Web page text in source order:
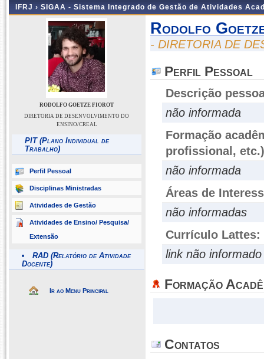
IFRJ › SIGAA - Sistema Integrado de Gestão de Atividades
RODOLFO GOETZE FIOROT
DIRETORIA DE DESENVOLVIMENTO DO
ENSINO/CREAL
PIT (Plano Individual de
Trabalho)
Perfil Pessoal
Disciplinas Ministradas
Atividades de Gestão
Atividades de Ensino/ Pesquisa/
Extensão
RAD (Relatório de Atividade
Docente)
Ir ao Menu Principal
Rodolfo
- DIRETORIA DE
Perfil Pessoal
Descrição
não informada
Formação
profissional, etc.)
não informada
Áreas de
não informadas
Currículo Lattes:
link não informado
Formação
Contatos